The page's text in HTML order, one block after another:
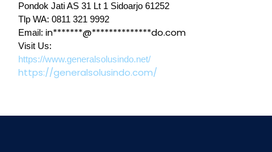
Pondok Jati AS 31 Lt 1 Sidoarjo 61252
Tlp WA: 0811 321 9992
Email: in*******@**************do.com
Visit Us:
https://www.generalsolusindo.net/
https://generalsolusindo.com/